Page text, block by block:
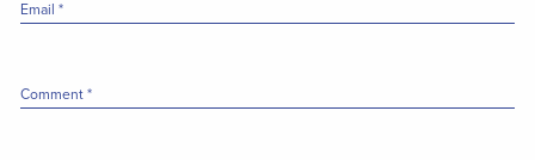
Email*
Comment*